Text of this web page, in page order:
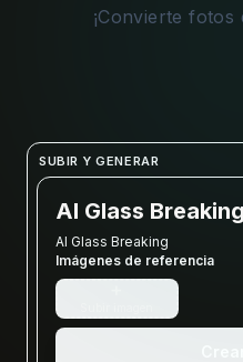
¡Convierte
SUBIR Y GENERAR
AI Glass Breaking
AI Glass Breaking
Imágenes de referencia